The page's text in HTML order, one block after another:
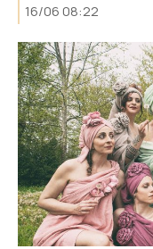
16/06 08:22